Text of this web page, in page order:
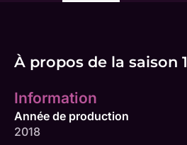
À propos de la saison 1
Information
Année de production
2018